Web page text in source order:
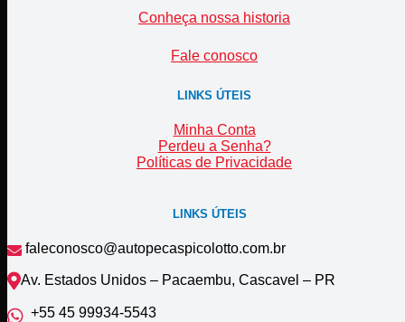
Conheça nossa historia
Fale conosco
LINKS ÚTEIS
Minha Conta
Perdeu a Senha?
Políticas de Privacidade
LINKS ÚTEIS
faleconosco@autopecaspicolotto.com.br
Av. Estados Unidos – Pacaembu, Cascavel – PR
+55 45 99934‑5543‬